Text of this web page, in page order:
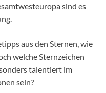
sind es
aus den Sternen, wie
welche Sternzeichen
talentiert im
sein?